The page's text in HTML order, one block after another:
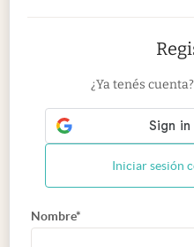
¿Ya tenés cuenta?
Iniciar sesión
Nombre*